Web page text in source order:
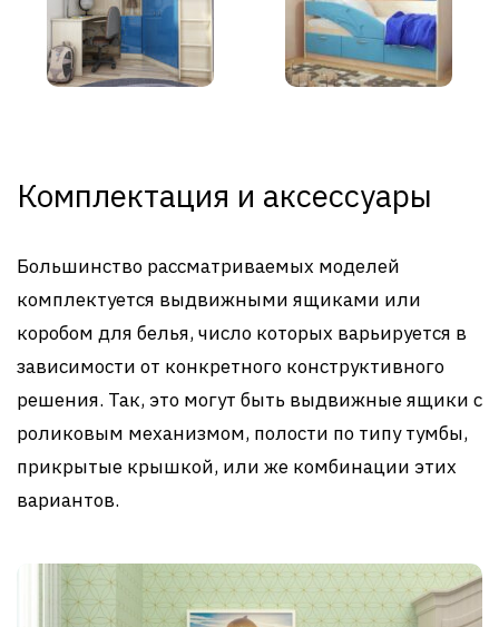
Комплектация и аксессуары
Большинство рассматриваемых моделей
комплектуется выдвижными ящиками или
коробом для белья, число которых варьируется в
зависимости от конкретного конструктивного
решения. Так, это могут быть выдвижные ящики с
роликовым механизмом, полости по типу тумбы,
прикрытые крышкой, или же комбинации этих
вариантов.